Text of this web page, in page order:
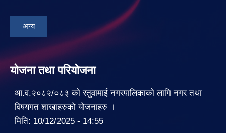
अन्य
योजना तथा परियोजना
आ.व.२०८२/०८३ को रतुवामाई नगरपालिकाको लागि नगर तथा
विषयगत शाखाहरुको योजनाहरु ।
मिति: 10/12/2025 - 14:55